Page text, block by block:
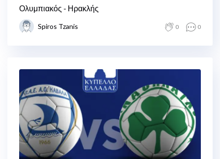
Ολυμπιακός - Ηρακλής
Spiros Tzanis 0 0